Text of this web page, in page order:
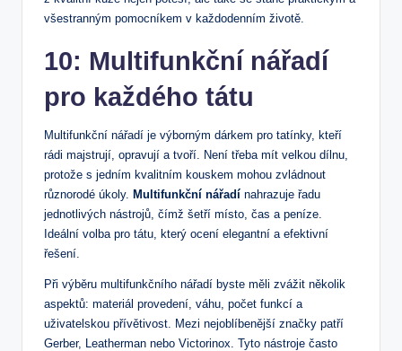
všestranným pomocníkem v každodenním⁢ životě.
10: ​Multifunkční ⁢nářadí​
pro‍ každého tátu
Multifunkční nářadí⁢ je výborným⁤ dárkem pro tatínky, kteří
rádi ⁢majstrují, opravují a tvoří. Není třeba mít velkou dílnu,‍
protože ​s jedním kvalitním kouskem mohou zvládnout
různorodé úkoly. Multifunkční nářadí nahrazuje řadu
jednotlivých ‌nástrojů, čímž šetří místo, čas a peníze.
Ideální volba pro tátu, který ⁤ocení elegantní a efektivní
‍řešení.
Při ⁣výběru multifunkčního nářadí byste měli ‍zvážit⁣ několik
aspektů: ⁣materiál provedení, váhu,‍ počet funkcí a
uživatelskou přívětivost. Mezi nejoblíbenější značky patří
Gerber, Leatherman⁢ nebo ‌Victorinox. ​Tyto nástroje často